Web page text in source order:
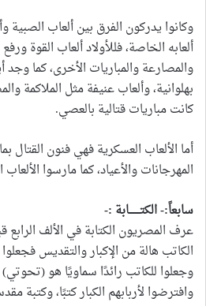
وكانوا يدركون الفرق بين ألعاب الصبية
ألعابه الخاصة، فللأولاد ألعاب القوة
والمصارعة والمباريات الأخرى، كما وجد
بهلوانية، وألعاب عنيفة مثل الملاكمة
كانت مباريات قتالية بالعصي.
أما الألعاب العسكرية فهي فنون القتال
المهرجانات والأعياد، كما مارسوا
سابعاً:- الكتـــــــابة :-
عرف المصريون الكتابة في الألف الرابع
الكاتب هالة من الإكبار والتقديس
وجعلوا للكاتب رائدًا سماويًا هو (تحوتي)
وافترضوا لأربابهم الكبار كتبًا، وكتبة